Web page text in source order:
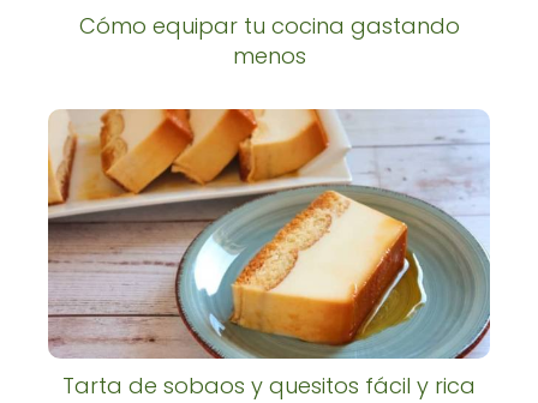
Cómo equipar tu cocina gastando
menos
Tarta de sobaos y quesitos fácil y rica